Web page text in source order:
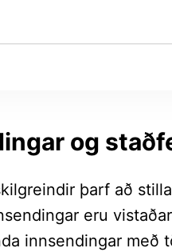
og
þarf að
eru
innsendingar með